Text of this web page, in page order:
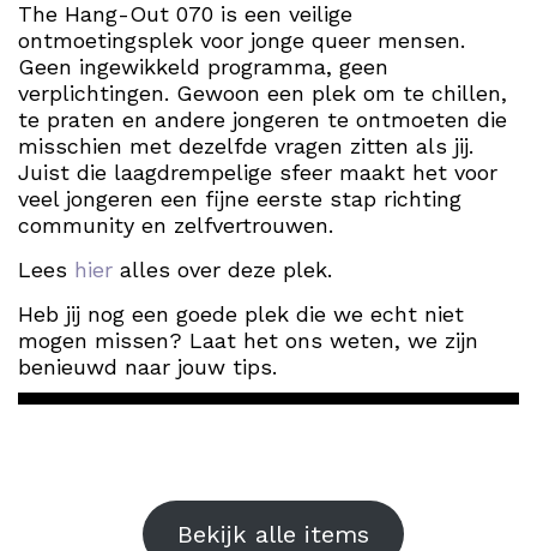
The Hang-Out 070 is een veilige
ontmoetingsplek voor jonge queer mensen.
Geen ingewikkeld programma, geen
verplichtingen. Gewoon een plek om te chillen,
te praten en andere jongeren te ontmoeten die
misschien met dezelfde vragen zitten als jij.
Juist die laagdrempelige sfeer maakt het voor
veel jongeren een fijne eerste stap richting
community en zelfvertrouwen.
Lees hier alles over deze plek.
Heb jij nog een goede plek die we echt niet
mogen missen? Laat het ons weten, we zijn
benieuwd naar jouw tips.
Bekijk alle items